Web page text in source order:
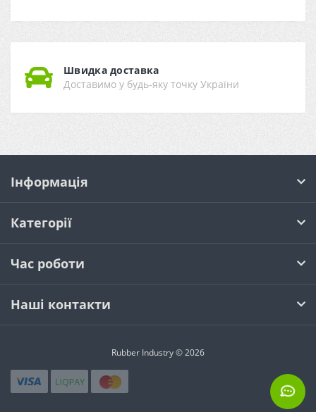
Швидка доставка
Доставимо у будь-яку точку України
Інформація
Категорії
Час роботи
Наші контакти
Rubber Industry © 2026